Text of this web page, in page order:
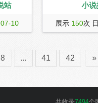
站
动漫小
10
小说
红袖添香唯一官
越、重生、宠文等
小说阅读推荐,精彩
展示 150次
8 ... 41 42 »